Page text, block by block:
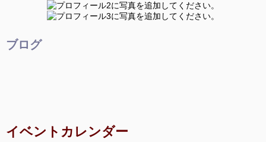
ブログ
イベントカレンダー